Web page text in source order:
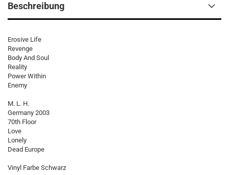
Beschreibung
Erosive Life
Revenge
Body And Soul
Reality
Power Within
Enemy
M. L. H.
Germany 2003
70th Floor
Love
Lonely
Dead Europe
Vinyl Farbe Schwarz